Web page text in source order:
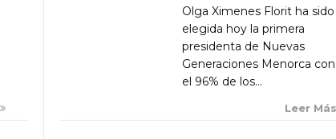
Olga Ximenes Florit ha sido
elegida hoy la primera
presidenta de Nuevas
Generaciones Menorca con
el 96% de los...
Leer